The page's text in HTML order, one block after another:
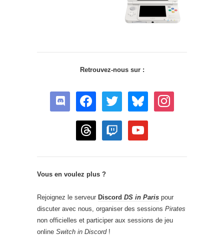
Retrouvez-nous sur :
discord facebook twitter bluesky instagram
threads twitch youtube
Vous en voulez plus ?
Rejoignez le serveur Discord DS in Paris pour
discuter avec nous, organiser des sessions Pirates
non officielles et participer aux sessions de jeu
online Switch in Discord!